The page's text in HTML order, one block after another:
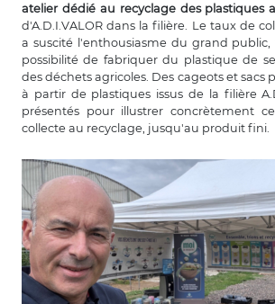
atelier dédié au recyclage des plastiques
d'A.D.I.VALOR dans la filière. Le taux de
a suscité l'enthousiasme du grand
possibilité de fabriquer du plastique de
des déchets agricoles. Des cageots et sacs
à partir de plastiques issus de la filière
présentés pour illustrer concrètement
collecte au recyclage, jusqu'au produit fini.